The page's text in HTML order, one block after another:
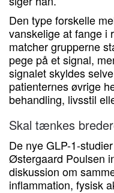
Den type forskelle
vanskelige at fange i
matcher grupperne
pege på et signal,
signalet skyldes
patienternes øvrige
behandling, livsstil
Skal tænkes
De nye GLP-1-
Østergaard Poulsen
diskussion om
inflammation, fysisk